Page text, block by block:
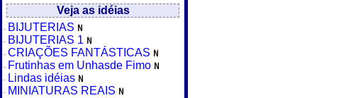
Veja as idéias
BIJUTERIAS
BIJUTERIAS 1
CRIAÇÕES FANTÁSTICAS
Frutinhas em Unhasde Fimo
Lindas idéias
MINIATURAS REAIS